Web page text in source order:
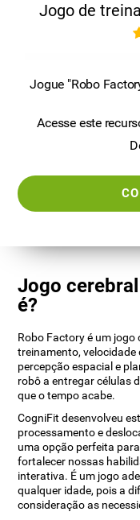
Jogo de
Jogue "Robo
Acesse este
Jogo
é?
Robo Factory é um
treinamento,
percepção espacial e
robô a entregar células
que o tempo acabe.
CogniFit desenvolveu
processamento e
uma opção perfeita
fortalecer nossas
interativa. É um jogo
qualquer idade, pois a
consideração as